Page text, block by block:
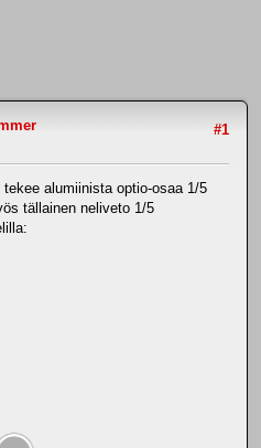
#1
alumiinista optio-osaa 1/5
tällainen neliveto 1/5